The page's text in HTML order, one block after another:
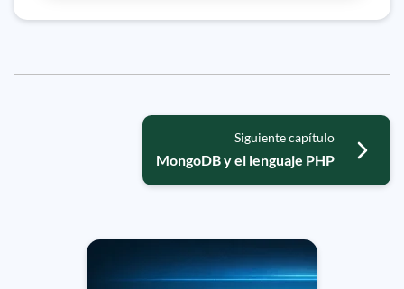
Siguiente capítulo
MongoDB y el lenguaje PHP